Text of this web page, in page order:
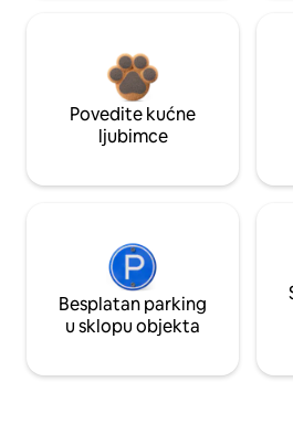
Povedite kućne
ljubimce
Besplatan parking
u sklopu objekta